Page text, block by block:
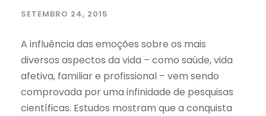
SETEMBRO 24, 2015
A influência das emoções sobre os mais
diversos aspectos da vida – como saúde, vida
afetiva, familiar e profissional – vem sendo
comprovada por uma infinidade de pesquisas
científicas. Estudos mostram que a conquista